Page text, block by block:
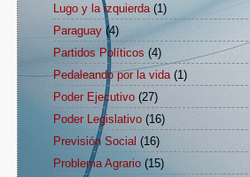
Lugo y la izquierda (1)
Paraguay (4)
Partidos Políticos (4)
Pedaleando por la vida (1)
Poder Ejecutivo (27)
Poder Legislativo (16)
Previsión Social (16)
Problema Agrario (15)